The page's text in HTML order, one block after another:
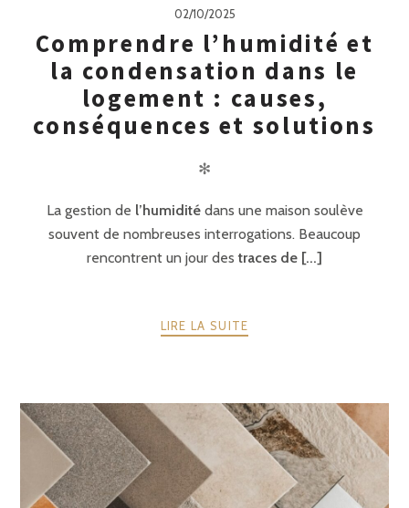
02/10/2025
Comprendre l’humidité et
la condensation dans le
logement : causes,
conséquences et solutions
✻
La gestion de l’humiditédans une maison soulève
souvent de nombreuses interrogations. Beaucoup
rencontrent un jour des traces de [...]
LIRE LA SUITE